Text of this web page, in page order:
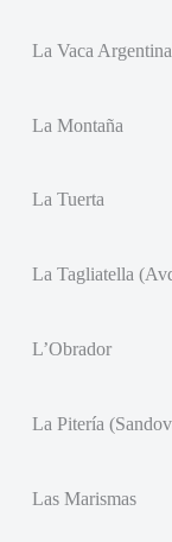
La Vaca
La Montaña
La Tuerta
La Tagliatella
L’Obrador
La Pitería
Las Marismas